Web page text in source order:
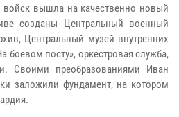
войск вышла на качественно новый
созданы Центральный военный
Центральный музей внутренних
боевом посту», оркестровая служба,
Своими преобразованиями Иван
заложили фундамент, на котором